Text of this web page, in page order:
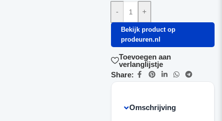
- +
Bekijk product op
prodeuren.nl
Toevoegen aan
verlanglijstje
Share:
Omschrijving